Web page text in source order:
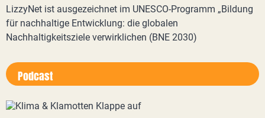
LizzyNet ist ausgezeichnet im UNESCO-Programm „Bildung
für nachhaltige Entwicklung: die globalen
Nachhaltigkeitsziele verwirklichen (BNE 2030)
Podcast